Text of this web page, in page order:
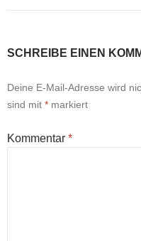
SCHREIBE EINEN
Deine E-Mail-Adresse wird
sind mit * markiert
Kommentar *